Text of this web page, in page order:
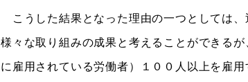
こうした結果となった理由の一つとしては
様々な取り組みの成果と考えることができる
に雇用されている労働者）１００人以上を雇